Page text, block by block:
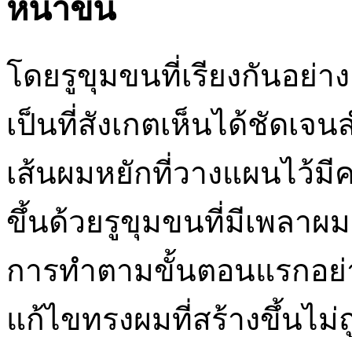
หนาขึ้น
โดยรูขุมขนที่เรียงกันอย่
เป็นที่สังเกตเห็นได้ชัดเจ
เส้นผมหยักที่วางแผนไว้มี
ขึ้นด้วยรูขุมขนที่มีเพลาผ
การทำตามขั้นตอนแรกอย่
แก้ไขทรงผมที่สร้างขึ้นไ